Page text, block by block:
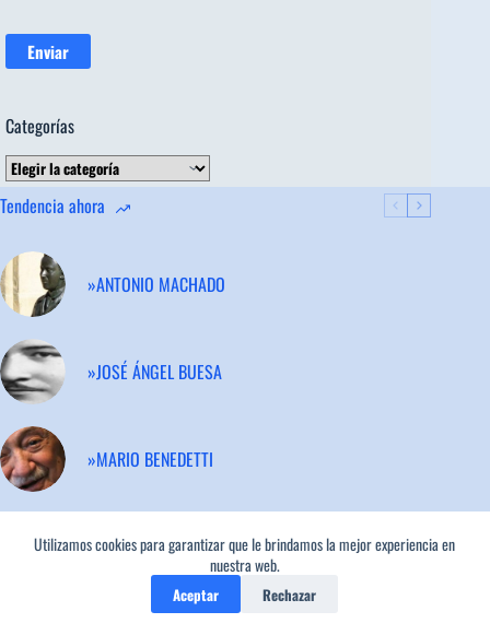
Utilizamos cookies para garantizar que le brindamos la mejor experiencia en
nuestra web.
Aceptar Rechazar
Categorías
Categorías
Tendencia ahora
»ANTONIO MACHADO
»JOSÉ ÁNGEL BUESA
»MARIO BENEDETTI
»FEDERICO GARCÍA LORCA